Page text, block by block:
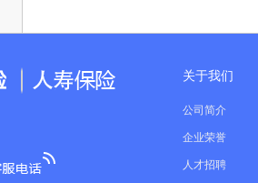
关于我们
公司简介
企业荣誉
人才招聘